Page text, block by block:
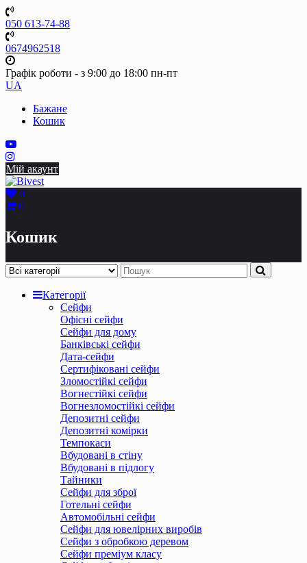
Skip
to
content
050 613-74-88
0674962518
Графік роботи - з 9:00 до 18:00 пн-пт
UA
Бажане
Кошик
Мій акаунт
0
0
Кошик
Категорії
Сейфи
Офісні сейфи
Сейфи для дому
Банківські сейфи
Дата-сейфи
Сертифіковані сейфи
Зломостійкі сейфи
Вогнестійкі сейфи
Вогнезломостійкі сейфи
Депозитні сейфи
Депозитні комірки
Темпокаси
Вбудовані в стіну
Вбудовані в підлогу
Тайники
Сейфи для зброї
Готельні сейфи
Автомобільні сейфи
Сейфи для ювелірних виробів
Сейфи з обробкою деревом
Сейфи преміум класу